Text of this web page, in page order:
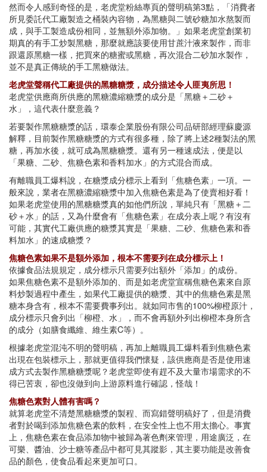
然而令人感到奇怪的是，老虎堂粉絲專頁的聲明稿第3點，「消費者
所見委託代工廠製造之桶裝內容物，為黑糖與二號砂糖加水熬製而
成，與手工製造成份相同，並無額外添加物。」如果老虎堂創業初
期真的有手工炒製黑糖，那麼就應該要使用甘蔗汁液來製作，而非
跟還原黑糖一樣，把買來的糖蜜或黑糖，再次混合二砂加水製作，
並不是真正傳統的手工黑糖做法。
老虎堂聲稱代工廠提供的黑糖糖漿，成分描述令人匪夷所思！
老虎堂供應商所供應的黑糖濃縮糖漿的成分是「黑糖＋二砂＋
水」，這代表什麼意義？
若要製作黑糖糖漿的話，環泰企業股份有限公司品研部經理蘇慶源
解釋，目前製作黑糖糖漿的方式有很多種，除了將上述2種製法的黑
糖，再加水後，就可成為黑糖糖漿。還有另一種速成法，便是以
「果糖、二砂、焦糖色素和香料加水」的方式混合而成。
有離職員工爆料說，在糖漿成分標示上看到「焦糖色素」一項。一
般來說，業者在黑糖濃縮糖漿中加入焦糖色素是為了使賣相好看！
如果老虎堂使用的黑糖糖漿真的如他們所說，單純只有「黑糖＋二
砂＋水」的話，又為什麼會有「焦糖色素」在成分表上呢？有沒有
可能，其實代工廠供應的糖漿其實是「果糖、二砂、焦糖色素和香
料加水」的速成糖漿？
焦糖色素如果不是額外添加，根本不需要列在成分標示上！
依據食品法規規定，成分標示只需要列出額外「添加」的成份。
如果焦糖色素不是額外添加的、而是如老虎堂宣稱焦糖色素來自原
料炒製過程中產生，如果代工廠提供的糖漿、其中的焦糖色素是黑
糖本身含有，根本不需要費事列出。就如同市售的100%柳橙原汁，
成分標示只會列出「柳橙、水」，而不會再額外列出柳橙本身所含
的成分（如膳食纖維、維生素C等）。
根據老虎堂混沌不明的聲明稿，再加上離職員工爆料看到焦糖色素
出現在包裝標示上，那就更值得我們懷疑，該供應商是否是使用速
成方式去製作黑糖糖漿呢？老虎堂即使有趕不及大量市場需求的不
得已苦衷，卻也沒做到向上游原料進行確認，怪哉！
焦糖色素對人體有害嗎？
就算老虎堂不清楚黑糖糖漿的製程、而寫錯聲明稿好了，但是消費
者對於喝到添加焦糖色素的飲料，在安全性上也不用太擔心。事實
上，焦糖色素在食品添加物中被歸為著色劑來管理，用途廣泛，在
可樂、醬油、沙士糖等產品中都可見其蹤影，其主要功能是改善食
品的顏色，使食品看起來更加可口。